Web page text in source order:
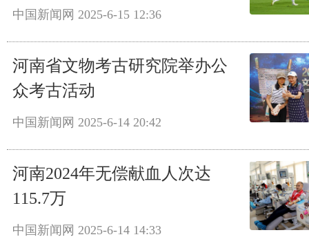
中国新闻网 2025-6-15 12:36
河南省文物考古研究院举办公
众考古活动
中国新闻网 2025-6-14 20:42
河南2024年无偿献血人次达
115.7万
中国新闻网 2025-6-14 14:33